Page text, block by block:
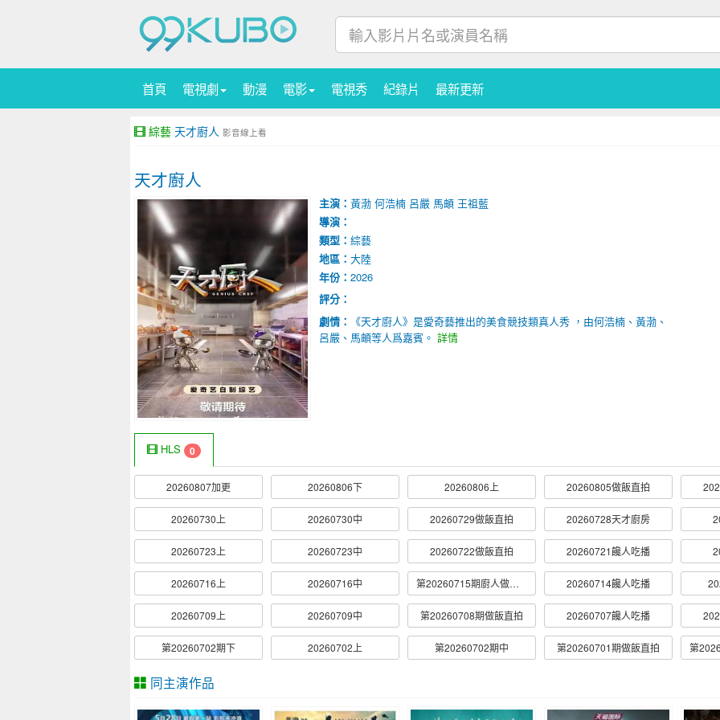
首頁 電視劇 動漫 電影 電視秀 紀錄片 最新更新
綜藝 天才廚人 影音線上看
天才廚人
主演： 黃渤 何浩楠 呂嚴 馬頔 王祖藍
導演：
類型： 綜藝
地區： 大陸
年份： 2026
評分：
劇情：
《天才廚人》是愛奇藝推出的美食競技類真人秀 ，由何浩楠、黃渤、
呂嚴、馬頔等人爲嘉賓。 詳情
HLS 0
20260807加更 20260806下 20260806上 20260805做飯直拍
20260730上 20260730中 20260729做飯直拍 20260728天才廚房
20260723上 20260723中 20260722做飯直拍 20260721饞人吃播
20260716上 20260716中 第20260715期廚人做飯直拍 20260714饞人吃播
20260709上 20260709中 第20260708期做飯直拍 20260707饞人吃播
第20260702期下 20260702上 第20260702期中 第20260701期做飯直拍
同主演作品